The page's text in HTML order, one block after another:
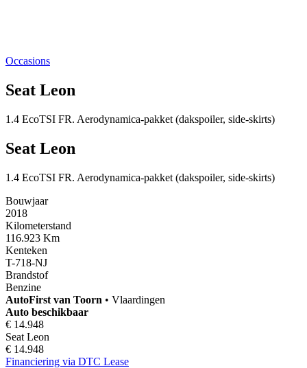
Occasions
Seat Leon
1.4 EcoTSI FR. Aerodynamica-pakket (dakspoiler, side-skirts)
Seat Leon
1.4 EcoTSI FR. Aerodynamica-pakket (dakspoiler, side-skirts)
Bouwjaar
2018
Kilometerstand
116.923 Km
Kenteken
T-718-NJ
Brandstof
Benzine
AutoFirst van Toorn • Vlaardingen
Auto beschikbaar
€ 14.948
Seat Leon
€ 14.948
Financiering via DTC Lease